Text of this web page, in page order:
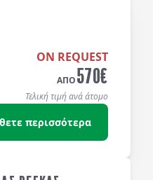
ON REQUEST
ΑΠΟ570€
Τελική τιμή ανά άτομο
περισσότερα